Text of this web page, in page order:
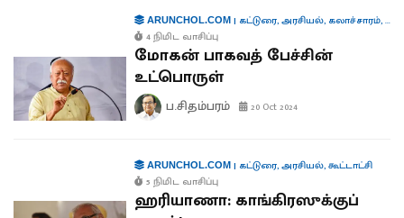
ARUNCHOL.COM| கட்டுரை,அரசியல், கலாச்சாரம்,
4 நிமிட வாசிப்பு
மோகன் பாகவத் பேச்சின்
உட்பொருள்
ப.சிதம்பரம் 20 Oct 2024
ARUNCHOL.COM| கட்டுரை,அரசியல்,கூட்டாட்சி
5 நிமிட வாசிப்பு
ஹரியாணா: காங்கிரஸுக்குப்